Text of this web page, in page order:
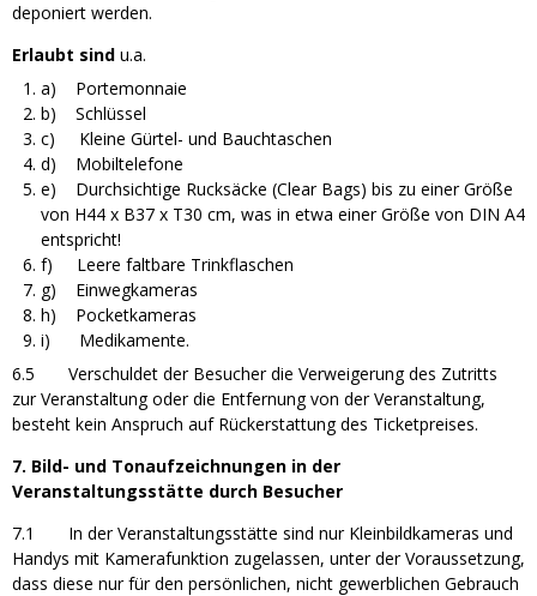
deponiert werden.
Erlaubt sind u.a.
a) Portemonnaie
b) Schlüssel
c) Kleine Gürtel- und Bauchtaschen
d) Mobiltelefone
e) Durchsichtige Rucksäcke (Clear Bags) bis zu einer Größe
von H44 x B37 x T30 cm, was in etwa einer Größe von DIN A4
entspricht!
f) Leere faltbare Trinkflaschen
g) Einwegkameras
h) Pocketkameras
i) Medikamente.
6.5 Verschuldet der Besucher die Verweigerung des Zutritts
zur Veranstaltung oder die Entfernung von der Veranstaltung,
besteht kein Anspruch auf Rückerstattung des Ticketpreises.
7. Bild- und Tonaufzeichnungen in der
Veranstaltungsstätte durch Besucher
7.1 In der Veranstaltungsstätte sind nur Kleinbildkameras und
Handys mit Kamerafunktion zugelassen, unter der Voraussetzung,
dass diese nur für den persönlichen, nicht gewerblichen Gebrauch